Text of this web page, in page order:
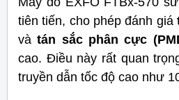
tiên tiến, cho phép đánh giá
vàtán sắc phân cực
cao. Điều này rất quan
truyền dẫn tốc độ cao như